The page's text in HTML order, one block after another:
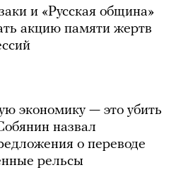
и «Русская община»
акцию памяти жертв
экономику — это убить
назвал
о переводе
рельсы